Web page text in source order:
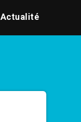
Actualité